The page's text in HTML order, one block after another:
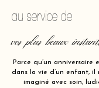
au service de
vos plus beaux
Parce qu’un anniversaire
dans la vie d’un enfant,
imaginé avec soin,